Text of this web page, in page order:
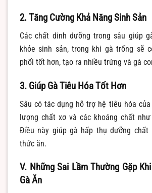
2. Tăng Cường Khả Năng Sinh Sản
Các chất dinh dưỡng trong sâu giúp
khỏe sinh sản, trong khi gà trống sẽ
phối tốt hơn, tạo ra nhiều trứng và gà
3. Giúp Gà Tiêu Hóa Tốt Hơn
Sâu có tác dụng hỗ trợ hệ tiêu hóa
lượng chất xơ và các khoáng chất
Điều này giúp gà hấp thụ dưỡng chất
thức ăn.
V. Những Sai Lầm Thường Gặp
Gà Ăn